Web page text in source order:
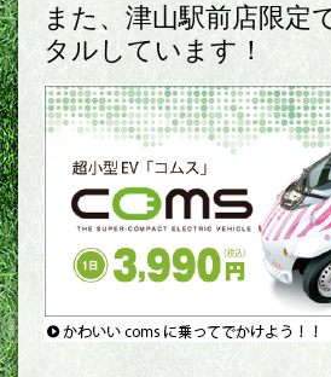
また、津山駅前店限定
タルしています！